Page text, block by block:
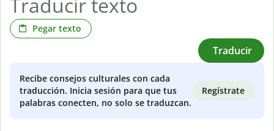
Pegar texto
Traducir
Recibe consejos culturales con cada
traducción. Inicia sesión para que tus
palabras conecten, no solo se traduzcan.
Regístrate